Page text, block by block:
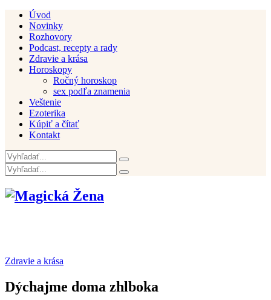
Úvod
Novinky
Rozhovory
Podcast, recepty a rady
Zdravie a krása
Horoskopy
Ročný horoskop
sex podľa znamenia
Veštenie
Ezoterika
Kúpiť a čítať
Kontakt
Zdravie a krása
Dýchajme doma zhlboka